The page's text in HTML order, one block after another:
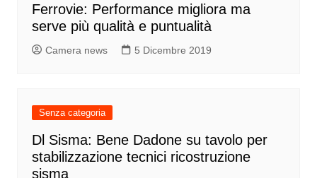
Ferrovie: Performance migliora ma
serve più qualità e puntualità
Camera news 5 Dicembre 2019
Senza categoria
Dl Sisma: Bene Dadone su tavolo per
stabilizzazione tecnici ricostruzione
sisma